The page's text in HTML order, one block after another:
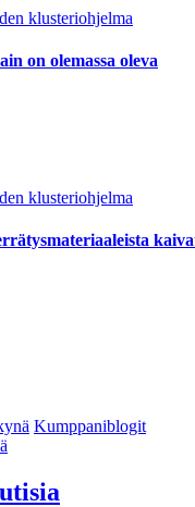
klusteriohjelma
on olemassa oleva
klusteriohjelma
Kumppaniblogit